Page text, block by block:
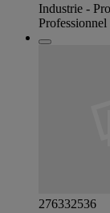
Industrie -
Professionnel
276332536